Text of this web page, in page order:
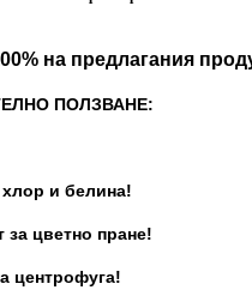
на предлагания
ПОЛЗВАНЕ:
хлор и белина!
за цветно пране!
центрофуга!